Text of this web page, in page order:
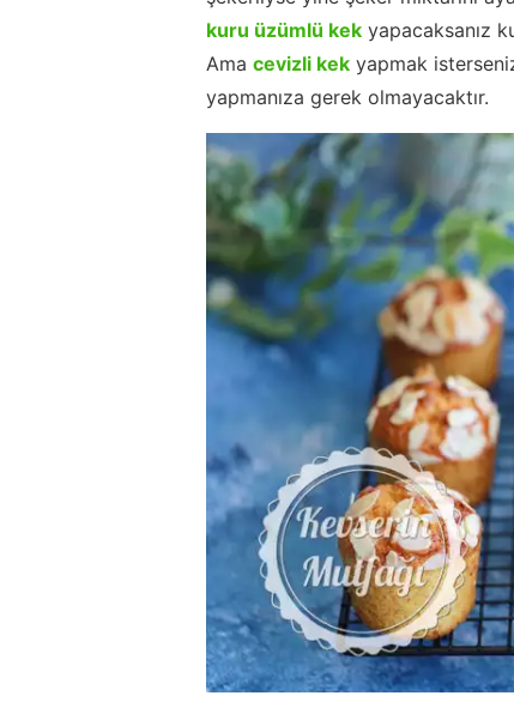
kuru üzümlü kek yapacaksanız
Ama cevizli kek yapmak
yapmanıza gerek olmayacaktır.